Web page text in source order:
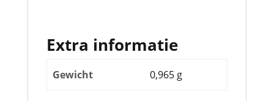
Extra informatie
Gewicht 0,965 g